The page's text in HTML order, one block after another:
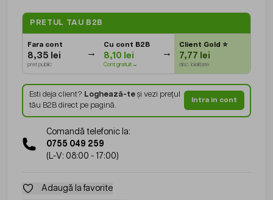
PRETUL TAU B2B
Fara cont
8,35 lei
pret public
Cu cont B2B
8,10 lei
Cont gratuit→
Client Gold⭐
7,77 lei
disc. loialitate
Esti deja client? Loghează-teși vezi prețul
tău B2B direct pe pagină.
Intra in cont
Comandă telefonic la:
0755 049 259
(L-V: 08:00 - 17:00)
Adaugă la favorite